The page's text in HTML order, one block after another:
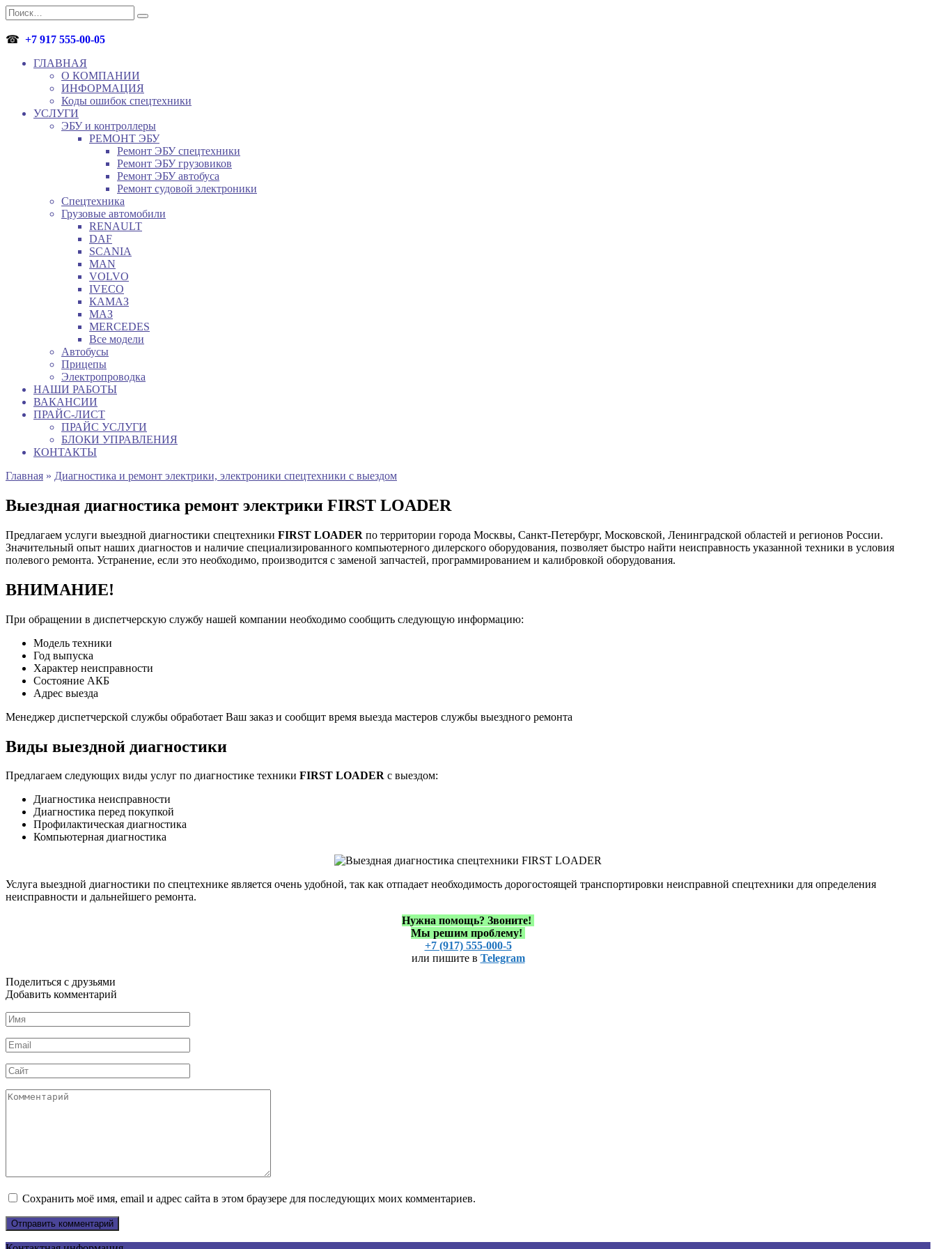
Перейти
к
содержанию
Search
for:
☎ +7 917 555-00-05
ГЛАВНАЯ
О КОМПАНИИ
ИНФОРМАЦИЯ
Коды ошибок спецтехники
УСЛУГИ
ЭБУ и контроллеры
РЕМОНТ ЭБУ
Ремонт ЭБУ спецтехники
Ремонт ЭБУ грузовиков
Ремонт ЭБУ автобуса
Ремонт судовой электроники
Спецтехника
Грузовые автомобили
RENAULT
DAF
SCANIA
MAN
VOLVO
IVECO
КАМАЗ
МАЗ
MERCEDES
Все модели
Автобусы
Прицепы
Электропроводка
НАШИ РАБОТЫ
ВАКАНСИИ
ПРАЙС-ЛИСТ
ПРАЙС УСЛУГИ
БЛОКИ УПРАВЛЕНИЯ
КОНТАКТЫ
Главная » Диагностика и ремонт электрики, электроники спецтехники с выездом
Выездная диагностика ремонт электрики FIRST LOADER
Предлагаем услуги выездной диагностики спецтехники FIRST LOADER по территории города Москвы, Санкт-Петербург, Московской, Ленинградской областей и регионов России.
Значительный опыт наших диагностов и наличие специализированного компьютерного дилерского оборудования, позволяет быстро найти неисправность указанной техники в условия
полевого ремонта. Устранение, если это необходимо, производится с заменой запчастей, программированием и калибровкой оборудования.
ВНИМАНИЕ!
При обращении в диспетчерскую службу нашей компании необходимо сообщить следующую информацию:
Модель техники
Год выпуска
Характер неисправности
Состояние АКБ
Адрес выезда
Менеджер диспетчерской службы обработает Ваш заказ и сообщит время выезда мастеров службы выездного ремонта
Виды выездной диагностики
Предлагаем следующих виды услуг по диагностике техники FIRST LOADER с выездом:
Диагностика неисправности
Диагностика перед покупкой
Профилактическая диагностика
Компьютерная диагностика
Услуга выездной диагностики по спецтехнике является очень удобной, так как отпадает необходимость дорогостоящей транспортировки неисправной спецтехники для определения
неисправности и дальнейшего ремонта.
Нужна помощь? Звоните!
Мы решим проблему!
+7 (917) 555-000-5
или пишите в Telegram
Поделиться с друзьями
Добавить комментарий
Имя
*
Email
*
Сайт
Комментарий
Сохранить моё имя, email и адрес сайта в этом браузере для последующих моих комментариев.